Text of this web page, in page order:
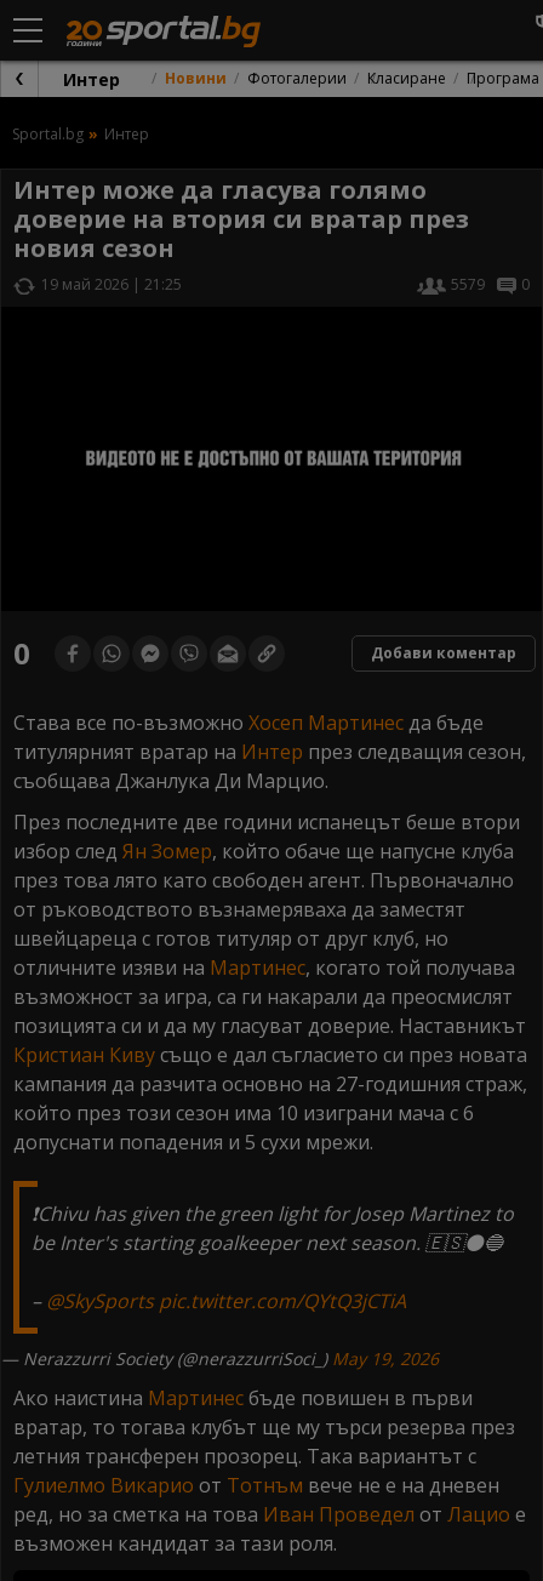
Интер Новини Фотогалерии Класиране Програма
Sportal.bg Интер
Интер може да гласува голямо
доверие на втория си вратар през
новия сезон
19 май 2026 | 21:25 5579 0
of0 Добави коментар
Става все по-възможно Хосеп Мартинесда бъде
титулярният вратар на Интер през следващия сезон,
съобщава Джанлука Ди Марцио.
През последните две години испанецът беше втори
избор след Ян Зомер, който обаче ще напусне клуба
през това лято като свободен агент. Първоначално
от ръководството възнамеряваха да заместят
швейцареца с готов титуляр от друг клуб, но
отличните изяви на Мартинес, когато той получава
възможност за игра, са ги накарали да преосмислят
позицията си и да му гласуват доверие. Наставникът
Кристиан Кивусъщо е дал съгласието си през новата
кампания да разчита основно на 27-годишния страж,
който през този сезон има 10 изиграни мача с 6
допуснати попадения и 5 сухи мрежи.
❗️Chivu has given the green light for Josep Martinez to
be Inter's starting goalkeeper next season. 🇪🇸⚫️🔵
– @SkySports pic.twitter.com/QYtQ3jCTiA
— Nerazzurri Society (@nerazzurriSoci_) May 19, 2026
Ако наистина Мартинесбъде повишен в първи
вратар, то тогава клубът ще му търси резерва през
летния трансферен прозорец. Така вариантът с
Гулиелмо Викарио от Тотнъм вече не е на дневен
ред, но за сметка на това Иван Проведел от Лацио е
възможен кандидат за тази роля.